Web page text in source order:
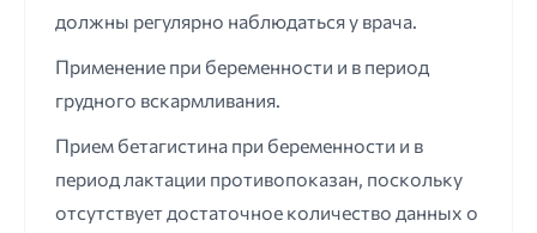
должны регулярно наблюдаться у врача.
Применение при беременности и в период
грудного вскармливания.
Прием бетагистина при беременности и в
период лактации противопоказан, поскольку
отсутствует достаточное количество данных о